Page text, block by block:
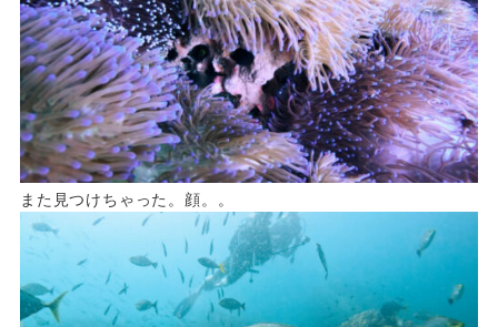
また見つけちゃった。顔。。